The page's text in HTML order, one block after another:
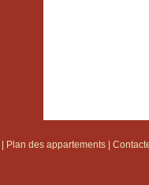
Plan des appartements